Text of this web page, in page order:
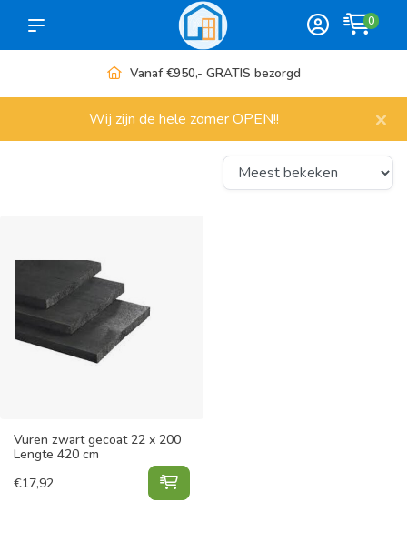
0
Vanaf €950,- GRATIS bezorgd
Wij zijn de hele zomer OPEN!! ×
Vuren zwart gecoat 22 x 200
Lengte 420 cm
€17,92 Vuren zwart gecoat 22 x 200